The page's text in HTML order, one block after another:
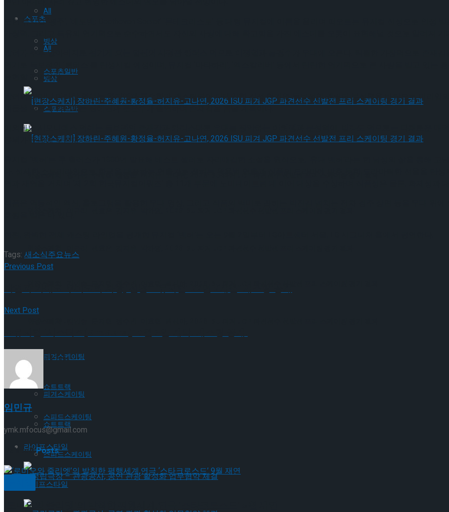
All
빙상
스포츠일반
[현장스케치] 장하린-주혜원-황정율-허지유-고나연, 2026 ISU 피겨 JGP 파견선수 선발전 프리 스케이팅 경기 결과
피겨스케이팅
쇼트트랙
스피드스케이팅
라이프스타일
스포츠
All
빙상
스포츠일반
Trending Tags
피겨스케이팅
쇼트트랙
스피드스케이팅
라이프스타일
또한 뮤지컬 ‘광주’, ‘베토벤; Beethoven Secret’ ‘몬테크리스토’ 등 대형 뮤지컬에 이름을 올리며 떠오르는 뮤지컬 신성으로 인정
벤허가 추후 양아버지로 섬기게 되는 함선의 사령관 퀸터스 역으로 이정열과 홍경수
연기로 독보적인 ‘퀸터스’를 탄생시킬 예정이며, 뮤지컬 ‘마타하리’, ‘엑스칼리버’ 등에서 탄탄한 연기력으로 큰 사랑을 받고 있
표현할 전망이다.
벤허의 어머니 미리암 역에는 한지연과 류수화가 캐스팅되어 디테일한 감정 연기와 독보적인 캐릭터 분석력을 바탕으로 미리암
여동생 티르자 역으로는 장혜린과 문은수가 출연하며 존재감을 뽐낼 계획이다.
이외에도
가 무대에 오른다.
Tags: 새소식주요뉴스
Previous Post
Next Post
쇼뮤지컬 ‘시스터즈(SheStars!)’ 9월 3일 개막! 캐스팅 공개!
임민규
ymk.mfocus@gmail.com
RelatedPosts
‘로미오와 줄리엣’의 발칙한 평행세계,연극 ‘스타크로스드’ 9월 재연